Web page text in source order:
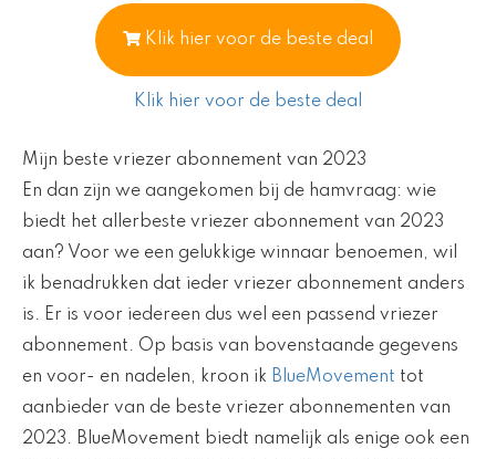
Klik hier voor de beste deal
Klik hier voor de beste deal
Mijn beste vriezer abonnement van 2023
En dan zijn we aangekomen bij de hamvraag: wie
biedt het allerbeste vriezer abonnement van 2023
aan? Voor we een gelukkige winnaar benoemen, wil
ik benadrukken dat ieder vriezer abonnement anders
is. Er is voor iedereen dus wel een passend vriezer
abonnement. Op basis van bovenstaande gegevens
en voor- en nadelen, kroon ik BlueMovement tot
aanbieder van de beste vriezer abonnementen van
2023. BlueMovement biedt namelijk als enige ook een